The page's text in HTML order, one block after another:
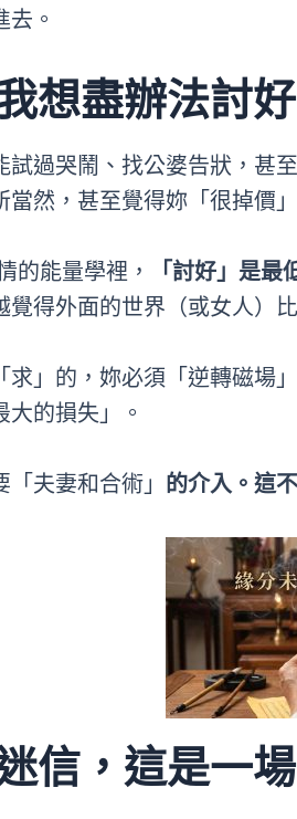
。
想盡辦法討
試過哭鬧、找公婆告狀，甚
然，甚至覺得妳「很掉價」
的能量學裡， 「討好」是最
得外面的世界（或女人）
」的，妳必須「逆轉磁場」
大的損失」。
夫妻和合術」 的介入。這
信，這是一